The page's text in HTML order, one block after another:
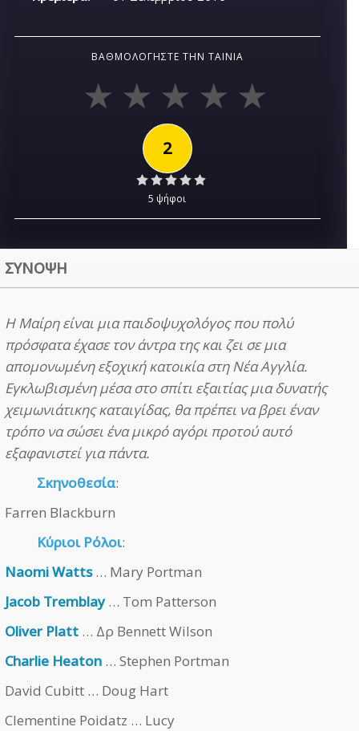
ΒΑΘΜΟΛΟΓΉΣΤΕ ΤΗΝ ΤΑΙΝΊΑ
2
5 ψήφοι
ΣΥΝΟΨΗ
Η Μαίρη είναι μια παιδοψυχολόγος που πολύ
πρόσφατα έχασε τον άντρα της και ζει σε μια
απομονωμένη εξοχική κατοικία στη Νέα Αγγλία.
Εγκλωβισμένη μέσα στο σπίτι εξαιτίας μια δυνατής
χειμωνιάτικης καταιγίδας, θα πρέπει να βρει έναν
τρόπο να σώσει ένα μικρό αγόρι προτού αυτό
εξαφανιστεί για πάντα.
Σκηνοθεσία:
Farren Blackburn
Κύριοι Ρόλοι:
Naomi Watts… Mary Portman
Jacob Tremblay… Tom Patterson
Oliver Platt … Δρ Bennett Wilson
Charlie Heaton … Stephen Portman
David Cubitt … Doug Hart
Clementine Poidatz … Lucy